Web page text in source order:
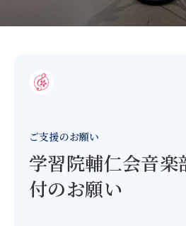
ご支援のお願い
学習院輔仁会音楽
付のお願い